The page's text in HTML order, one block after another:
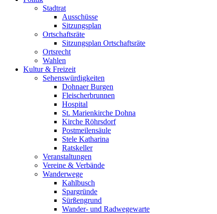
Stadtrat
Ausschüsse
Sitzungsplan
Ortschaftsräte
Sitzungsplan Ortschaftsräte
Ortsrecht
Wahlen
Kultur & Freizeit
Sehenswürdigkeiten
Dohnaer Burgen
Fleischerbrunnen
Hospital
St. Marienkirche Dohna
Kirche Röhrsdorf
Postmeilensäule
Stele Katharina
Ratskeller
Veranstaltungen
Vereine & Verbände
Wanderwege
Kahlbusch
Spargründe
Sürßengrund
Wander- und Radwegewarte